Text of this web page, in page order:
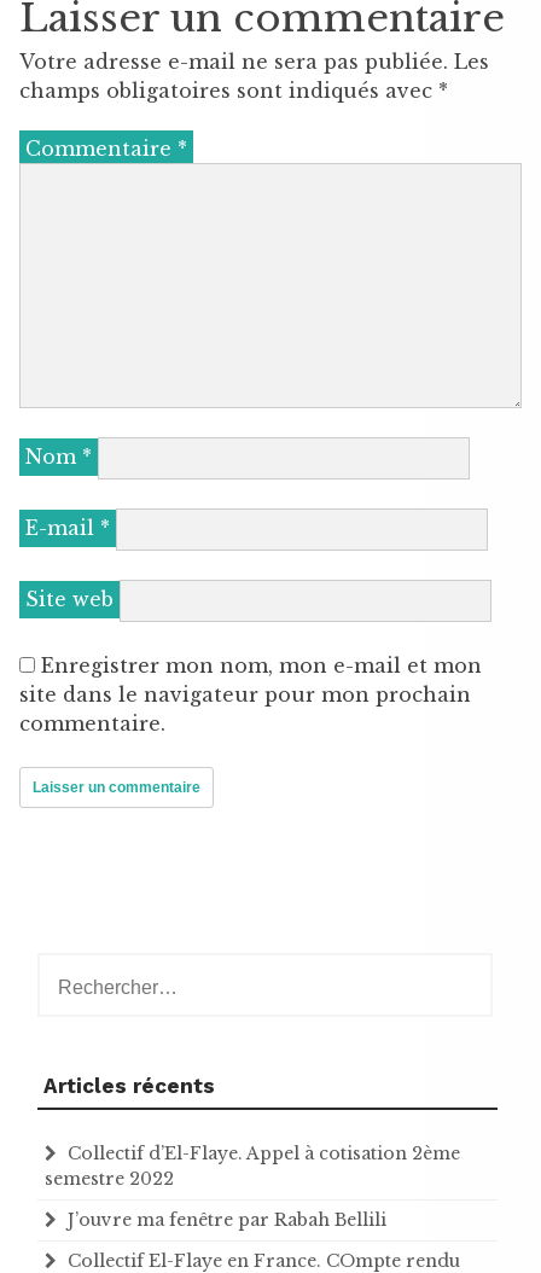
Laisser un commentaire
Votre adresse e-mail ne sera pas publiée. Les
champs obligatoires sont indiqués avec *
Commentaire *
Nom *
E-mail *
Site web
Enregistrer mon nom, mon e-mail et mon
site dans le navigateur pour mon prochain
commentaire.
Articles récents
Collectif d’El-Flaye. Appel à cotisation 2ème
semestre 2022
J’ouvre ma fenêtre par Rabah Bellili
Collectif El-Flaye en France. COmpte rendu